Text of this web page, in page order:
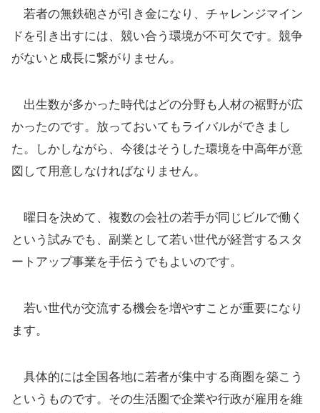
若者の無鉄砲さが引き金になり、チャレンジマイン
ドを引き出すには、競い合う環境が不可欠です。競争
がないと成長に繋がりません。
出生数が多かった時代はどの分野も人材の裾野が広
かったのです。放っておいてもライバルができまし
た。しかしながら、今後はそうした環境を中高年が意
図して用意しなければなりません。
曜日を決めて、複数の会社の若手が同じビルで働く
という試みでも、副業として若い世代が経営するスタ
ートアップ事業を手伝うでもよいのです。
若い世代が交流する機会を増やすことが重要になり
ます。
具体的には全国各地に若者が集中する商圏を築こう
というものです。その生活圏で企業や行政が雇用を維